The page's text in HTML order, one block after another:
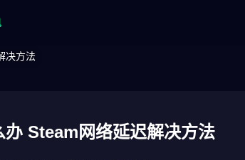
决方法
Steam网络延迟解决方法